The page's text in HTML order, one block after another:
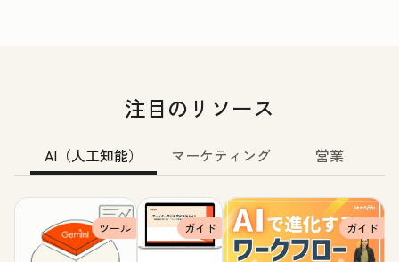
注目のリソース
AI（人工知能） マーケティング 営業
ツール ガイド ガイド